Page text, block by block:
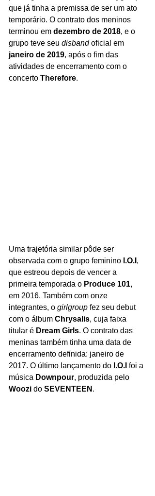
que já tinha a premissa de ser um ato
temporário. O contrato dos meninos
terminou em dezembro de 2018, e o
grupo teve seu disband oficial em
janeiro de 2019, após o fim das
atividades de encerramento com o
concerto Therefore.
Uma trajetória similar pôde ser
observada com o grupo feminino I.O.I ,
que estreou depois de vencer a
primeira temporada o Produce 101,
em 2016. Também com onze
integrantes, o girlgroup fez seu debut
com o álbum Chrysalis, cuja faixa
titular é Dream Girls. O contrato das
meninas também tinha uma data de
encerramento definida: janeiro de
2017. O último lançamento do I.O.I foi a
música Downpour, produzida pelo
Woozi do SEVENTEEN .